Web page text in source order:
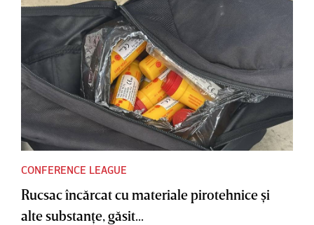
CONFERENCE LEAGUE
Rucsac încărcat cu materiale pirotehnice şi
alte substanţe, găsit...